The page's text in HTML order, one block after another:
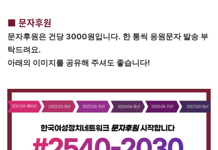
■ 문자후원
문자후원은 건당 3000원입니다. 한 통씩 응원문자 발송 부
탁드려요.
아래의 이미지를 공유해 주셔도 좋습니다!